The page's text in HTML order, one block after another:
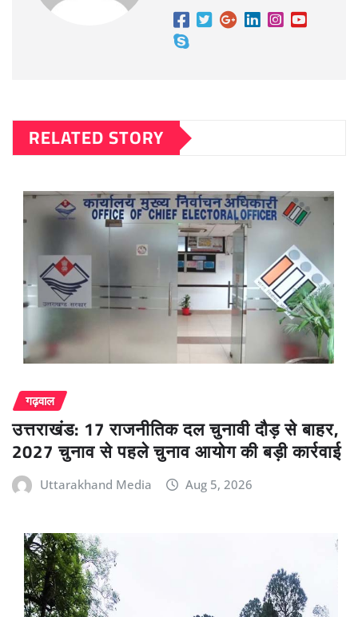
RELATED STORY
गढ़वाल
उत्तराखंड: 17 राजनीतिक दल चुनावी दौड़ से बाहर,
2027 चुनाव से पहले चुनाव आयोग की बड़ी कार्रवाई
Uttarakhand Media Aug 5, 2026